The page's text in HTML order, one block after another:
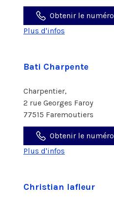
Obtenir le numéro
Plus d'infos
Bati Charpente
Charpentier,
2 rue Georges Faroy
77515 Faremoutiers
Obtenir le numéro
Plus d'infos
Christian lafleur